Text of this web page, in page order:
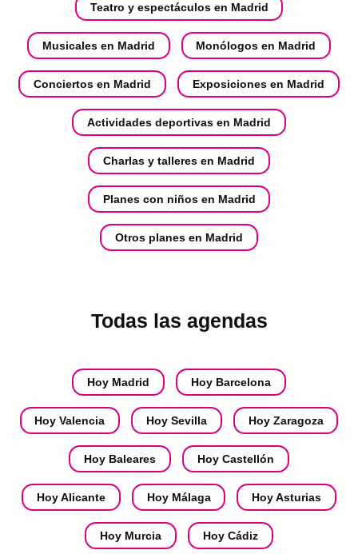
Teatro y espectáculos en Madrid
Musicales en Madrid Monólogos en Madrid
Conciertos en Madrid Exposiciones en Madrid
Actividades deportivas en Madrid
Charlas y talleres en Madrid
Planes con niños en Madrid
Otros planes en Madrid
Todas las agendas
Hoy Madrid Hoy Barcelona
Hoy Valencia Hoy Sevilla Hoy Zaragoza
Hoy Baleares Hoy Castellón
Hoy Alicante Hoy Málaga Hoy Asturias
Hoy Murcia Hoy Cádiz